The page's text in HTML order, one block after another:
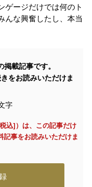
ゲージだけでは何のト
んな興奮したし、本当
載記事です。
をお読みいただけま
字
込]）は、この記事だけ
事をお読みいただけま